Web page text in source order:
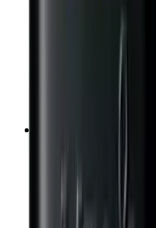
Huile d'olive